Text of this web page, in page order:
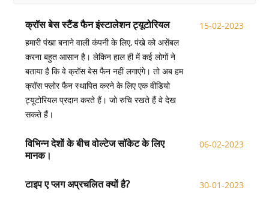
क्रॉस बेस स्टैंड फैन इंस्टालेशन ट्यूटोरियल
हमारी पंखा बनाने वाली कंपनी के लिए, पंखे को असेंबल
करना बहुत आसान है। लेकिन हाल ही में कई लोगों ने
बताया है कि वे क्रॉस बेस फैन नहीं लगाएंगे। तो अब हम
क्रॉस फ्लोर फैन स्थापित करने के लिए एक वीडियो
ट्यूटोरियल प्रदान करते हैं। जो रुचि रखते हैं वे देख
सकते हैं।
15-02-2023
विभिन्न देशों के बीच वोल्टेज सॉकेट के लिए
मानक।
06-02-2023
टाइप ए प्लग अप्रचलित क्यों है? 30-01-2023